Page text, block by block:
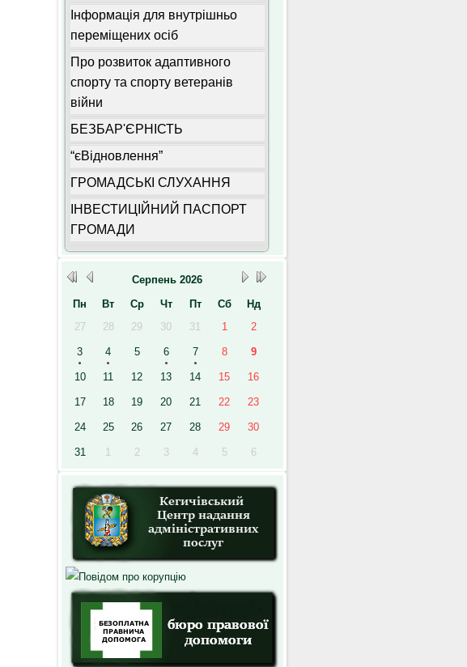
Інформація для внутрішньо
переміщених осіб
Про розвиток адаптивного
спорту та спорту ветеранів
війни
БЕЗБАР'ЄРНІСТЬ
“єВідновлення”
ГРОМАДСЬКІ СЛУХАННЯ
ІНВЕСТИЦІЙНИЙ ПАСПОРТ
ГРОМАДИ
Серпень 2026
Пн
Вт Ср Чт Пт Сб
Нд
27
28 29 30 31 1 2
3 4 5 6 7 8 9
10 11 12 13 14 15 16
17 18 19 20 21 22 23
24 25 26 27 28 29 30
31 1 2 3 4 5 6